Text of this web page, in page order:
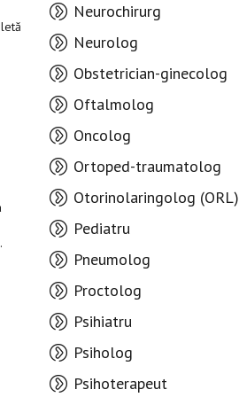
Lia
Neurochirurg
Neurolog
Obstetrician-ginecolog
Oftalmolog
Oncolog
Ortoped-traumatolog
Otorinolaringolog (ORL)
Pediatru
Pneumolog
Proctolog
Psihiatru
Psiholog
Psihoterapeut